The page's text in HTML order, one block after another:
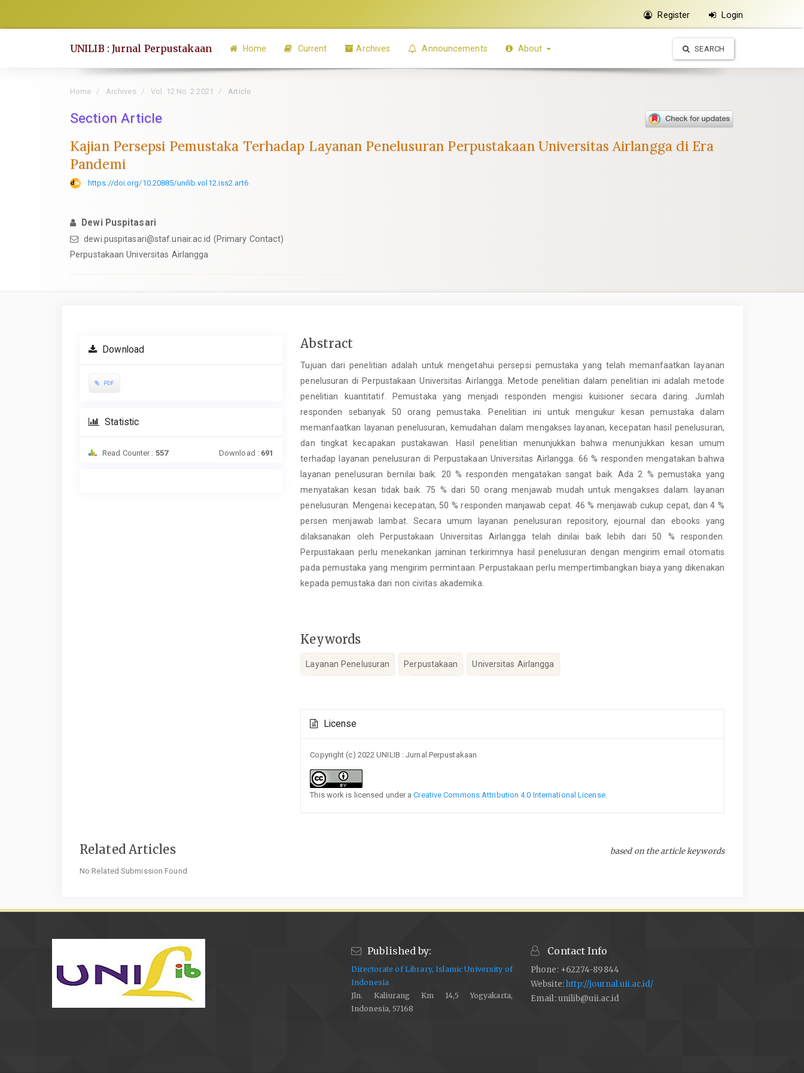
Register Login
UNILIB : Jurnal Perpustakaan Home Current Archives Announcements About SEARCH
Home Archives Vol. 12 No. 2 2021 Article
Section Article
Kajian Persepsi Pemustaka Terhadap Layanan Penelusuran Perpustakaan Universitas Airlangga di Era
Pandemi
https://doi.org/10.20885/unilib.vol12.iss2.art6
Dewi Puspitasari
dewi.puspitasari@staf.unair.ac.id (Primary Contact)
Perpustakaan Universitas Airlangga
SidebarDownload
PDF
Statistic
Read Counter : 557 Download : 691
Main
Content
Abstract
Tujuan dari penelitian adalah untuk mengetahui persepsi pemustaka yang telah memanfaatkan layanan
penelusuran di Perpustakaan Universitas Airlangga. Metode penelitian dalam penelitian ini adalah metode
penelitian kuantitatif. Pemustaka yang menjadi responden mengisi kuisioner secara daring. Jumlah
responden sebanyak 50 orang pemustaka. Penelitian ini untuk mengukur kesan pemustaka dalam
memanfaatkan layanan penelusuran, kemudahan dalam mengakses layanan, kecepatan hasil penelusuran,
dan tingkat kecapakan pustakawan. Hasil penelitian menunjukkan bahwa menunjukkan kesan umum
terhadap layanan penelusuran di Perpustakaan Universitas Airlangga. 66 % responden mengatakan bahwa
layanan penelusuran bernilai baik. 20 % responden mengatakan sangat baik. Ada 2 % pemustaka yang
menyatakan kesan tidak baik. 75 % dari 50 orang menjawab mudah untuk mengakses dalam. layanan
penelusuran. Mengenai kecepatan, 50 % responden manjawab cepat. 46 % menjawab cukup cepat, dan 4 %
persen menjawab lambat. Secara umum layanan penelusuran repository, ejournal dan ebooks yang
dilaksanakan oleh Perpustakaan Universitas Airlangga telah dinilai baik lebih dari 50 % responden.
Perpustakaan perlu menekankan jaminan terkirimnya hasil penelusuran dengan mengirim email otomatis
pada pemustaka yang mengirim permintaan. Perpustakaan perlu mempertimbangkan biaya yang dikenakan
kepada pemustaka dari non civitas akademika.
Keywords
Layanan Penelusuran Perpustakaan Universitas Airlangga
Details
License
Copyright (c) 2022 UNILIB : Jurnal Perpustakaan
This work is licensed under aCreative Commons Attribution 4.0 International License.
Related Articles based on the article keywords
No Related Submission Found
Published by:
Directorate of Library, Islamic University of
Indonesia
Jln. Kaliurang Km 14,5 Yogyakarta,
Indonesia, 57168
Contact Info
Phone: +62274-89844
Website:http://journal.uii.ac.id/
Email:unilib@uii.ac.id